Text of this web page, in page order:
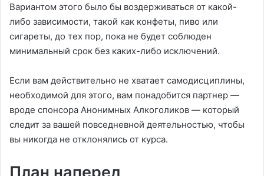
Вариантом этого было бы воздерживаться от какой-
либо зависимости, такой как конфеты, пиво или
сигареты, до тех пор, пока не будет соблюден
минимальный срок без каких-либо исключений.
Если вам действительно не хватает самодисциплины,
необходимой для этого, вам понадобится партнер —
вроде спонсора Анонимных Алкоголиков — который
следит за вашей повседневной деятельностью, чтобы
вы никогда не отклонялись от курса.
План наперед